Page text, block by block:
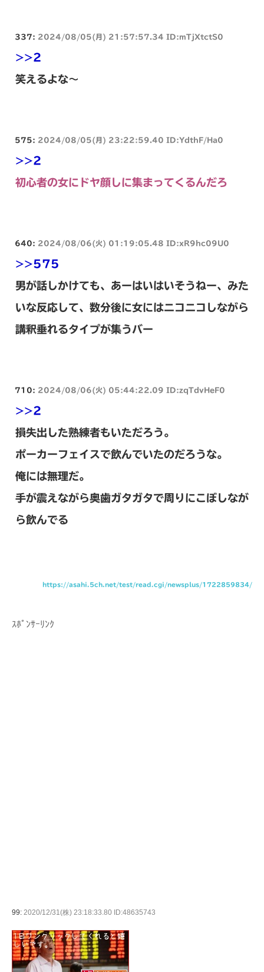
337: 2024/08/05(月) 21:57:57.34 ID:mTjXtctS0
>>2
笑えるよな～
575: 2024/08/05(月) 23:22:59.40 ID:YdthF/Ha0
>>2
初心者の女にドヤ顔しに集まってくるんだろ
640: 2024/08/06(火) 01:19:05.48 ID:xR9hc09U0
>>575
男が話しかけても、あーはいはいそうねー、みた
いな反応して、数分後に女にはニコニコしながら
講釈垂れるタイプが集うバー
710: 2024/08/06(火) 05:44:22.09 ID:zqTdvHeF0
>>2
損失出した熟練者もいただろう。
ポーカーフェイスで飲んでいたのだろうな。
俺には無理だ。
手が震えながら奥歯ガタガタで周りにこぼしなが
ら飲んでる
https://asahi.5ch.net/test/read.cgi/newsplus/1722859834/
ｽﾎﾟﾝｻｰﾘﾝｸ
99: 2020/12/31(株) 23:18:33.80 ID:48635743